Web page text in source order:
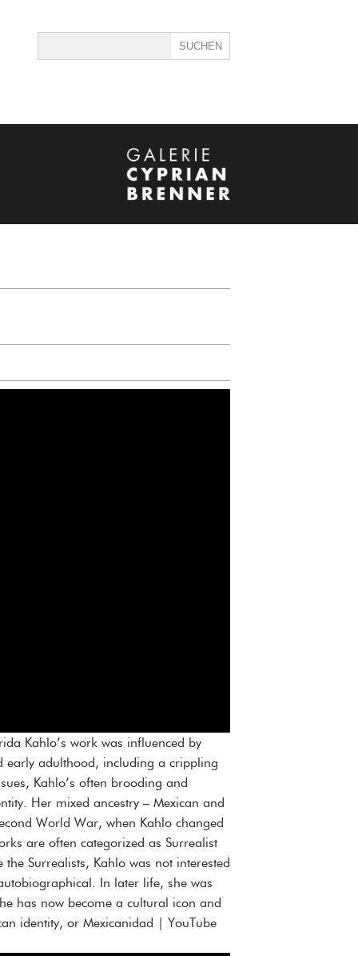
Kahlo’s work was influenced by
early adulthood, including a crippling
Kahlo’s often brooding and
Her mixed ancestry – Mexican and
World War, when Kahlo changed
are often categorized as Surrealist
Surrealists, Kahlo was not interested
In later life, she was
has now become a cultural icon and
identity, or Mexicanidad | YouTube